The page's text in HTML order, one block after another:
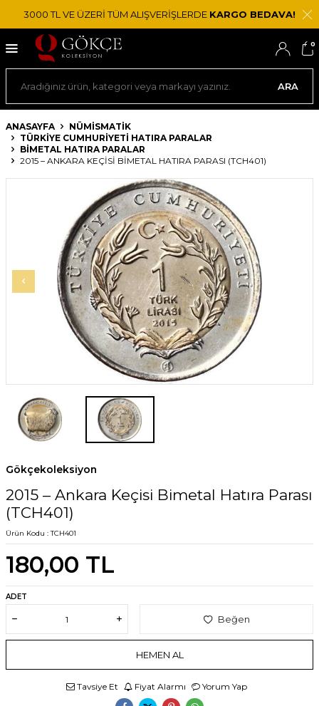
3000 TL VE ÜZERİ TÜM ALIŞVERİŞLERDE KARGO BEDAVA!
ARA
0
ANASAYFA
NÜMİSMATİK
TÜRKIYE CUMHURIYETI HATIRA PARALAR
BIMETAL HATIRA PARALAR
2015 – ANKARA KEÇISI BIMETAL HATIRA PARASI (TCH401)
Gökçekoleksiyon
2015 – Ankara Keçisi Bimetal Hatıra Parası
(TCH401)
Ürün Kodu :TCH401
180,00 TL
ADET
Beğen
HEMEN AL
Tavsiye Et Fiyat Alarmı Yorum Yap